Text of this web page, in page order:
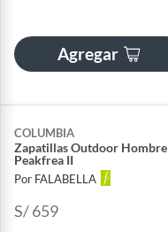
Agregar
COLUMBIA
Zapatillas Outdoor Hombre
Peakfrea II
Por FALABELLA
S/ 659